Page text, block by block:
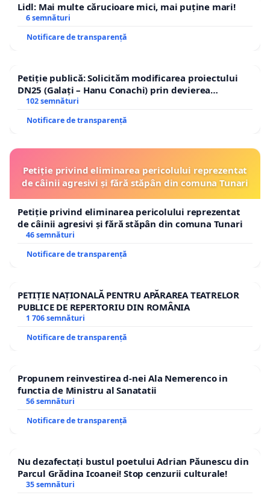
Lidl: Mai multe cărucioare mici, mai puține mari!
6 semnături
Notificare de transparență
Petiție publică: Solicităm modificarea proiectului
DN25 (Galați – Hanu Conachi) prin devierea
traseului în afara localităților!
102 semnături
Notificare de transparență
Petiție privind eliminarea pericolului reprezentat
de câinii agresivi și fără stăpân din comuna Tunari
Petiție privind eliminarea pericolului reprezentat
de câinii agresivi și fără stăpân din comuna Tunari
46 semnături
Notificare de transparență
PETIȚIE NAȚIONALĂ PENTRU APĂRAREA TEATRELOR
PUBLICE DE REPERTORIU DIN ROMÂNIA
1 706 semnături
Notificare de transparență
Propunem reinvestirea d-nei Ala Nemerenco in
functia de Ministru al Sanatatii
56 semnături
Notificare de transparență
Nu dezafectați bustul poetului Adrian Păunescu din
Parcul Grădina Icoanei! Stop cenzurii culturale!
35 semnături